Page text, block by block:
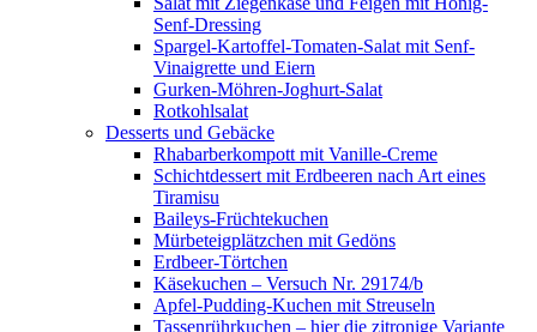
Senf-Dressing
Spargel-Kartoffel-Tomaten-Salat mit Senf-
Vinaigrette und Eiern
Gurken-Möhren-Joghurt-Salat
Rotkohlsalat
Desserts und Gebäcke
Rhabarberkompott mit Vanille-Creme
Schichtdessert mit Erdbeeren nach Art eines
Tiramisu
Baileys-Früchtekuchen
Mürbeteigplätzchen mit Gedöns
Erdbeer-Törtchen
Käsekuchen – Versuch Nr. 29174/b
Apfel-Pudding-Kuchen mit Streuseln
Tassenrührkuchen – hier die zitronige Variante